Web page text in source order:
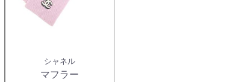
シャネル
マフラー